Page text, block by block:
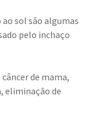
sol são algumas
pelo inchaço
de mama,
eliminação de